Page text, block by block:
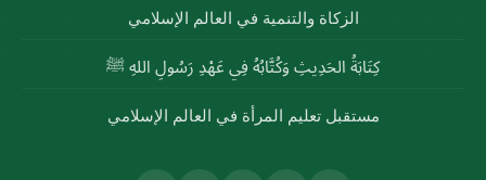
الزكاة والتنمية في العالم الإسلامي
كِتَابَةُ الحَدِيثِ وَكُتَّابُهُ فِي عَهْدِ رَسُولِ اللهِ ﷺ
مستقبل تعليم المرأة في العالم الإسلامي